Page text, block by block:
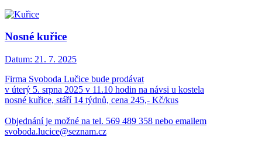
Nosné kuřice
Datum: 21. 7. 2025
Firma Svoboda Lučice bude prodávat
v úterý 5. srpna 2025 v 11.10 hodin na návsi u kostela
nosné kuřice, stáří 14 týdnů, cena 245,- Kč/kus
Objednání je možné na tel. 569 489 358 nebo emailem
svoboda.lucice@seznam.cz